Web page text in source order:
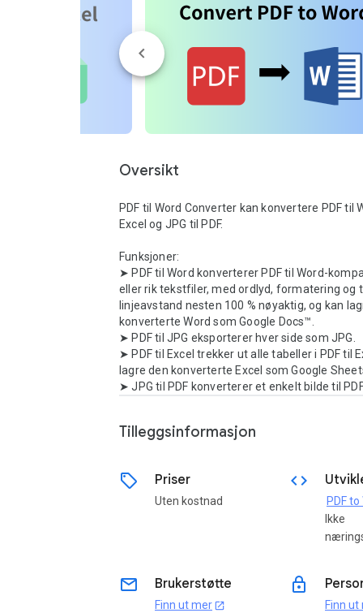
Oversikt
PDF til Word Converter kan konvertere PDF til
Excel og JPG til PDF.
Funksjoner:
➤ PDF til Word konverterer PDF til Word-
eller rik tekstfiler, med ordlyd, formatering og
linjeavstand nesten 100 % nøyaktig, og kan
konverterte Word som Google Docs™.
➤ PDF til JPG eksporterer hver side som JPG.
➤ PDF til Excel trekker ut alle tabeller i PDF til
lagre den konverterte Excel som Google
➤ JPG til PDF konverterer et enkelt bilde til
Tilleggsinformasjon
sell Priser
Uten kostnad
code
Ikke
email Brukerstøtte
Finn ut mer open_in_new
lock
Finn ut